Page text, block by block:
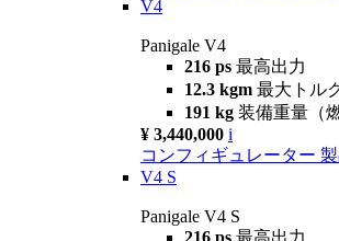
V4
Panigale V4
216 ps 最高出力
12.3 kgm 最大トル
191 kg 装備重量（
¥ 3,440,000 i
コンフィギュレーター
V4 S
Panigale V4 S
216 ps 最高出力